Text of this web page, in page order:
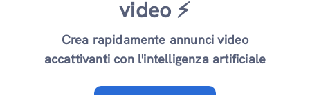
video ⚡️
Crea rapidamente annunci video
accattivanti con l'intelligenza artificiale